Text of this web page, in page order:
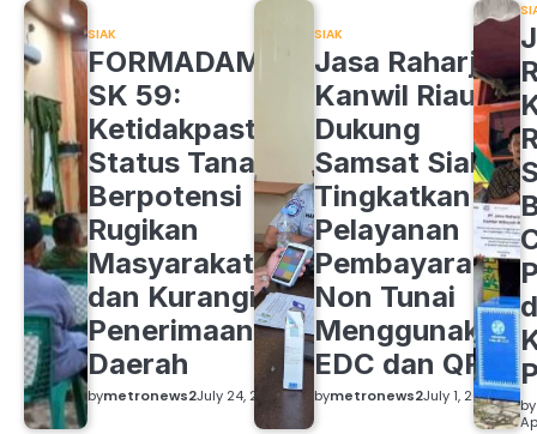
SIAK
FORMADAM
SK 59:
Ketidakpastian
Status Tanah
Berpotensi
Rugikan
Masyarakat
dan Kurangi
Penerimaan
Daerah
bymetronews2July 24, 2026
SIAK
Jasa Raharja
Kanwil Riau
Dukung
Samsat Siak
Tingkatkan
Pelayanan
Pembayaran
Non Tunai
Menggunakan
EDC dan QRIS
bymetronews2July 1, 2026 by